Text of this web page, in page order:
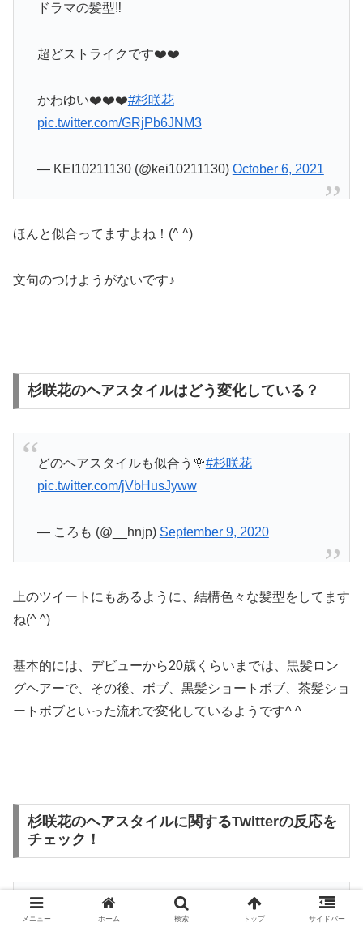
ドラマの髪型‼️
超どストライクです❤️❤️
かわゆい❤️❤️❤️#杉咲花
pic.twitter.com/GRjPb6JNM3
— KEI10211130 (@kei10211130) October 6, 2021
ほんと似合ってますよね！(^ ^)
文句のつけようがないです♪
杉咲花のヘアスタイルはどう変化している？
どのヘアスタイルも似合う🌹#杉咲花
pic.twitter.com/jVbHusJyww
— ころも (@__hnjp) September 9, 2020
上のツイートにもあるように、結構色々な髪型をしてます
ね(^ ^)
基本的には、デビューから20歳くらいまでは、黒髪ロン
グヘアーで、その後、ボブ、黒髪ショートボブ、茶髪ショ
ートボブといった流れで変化しているようです^ ^
杉咲花のヘアスタイルに関するTwitterの反応を
チェック！
杉咲花ちゃんの明るめな髪型とっても似合ってる
メニュー ホーム 検索 トップ サイドバー